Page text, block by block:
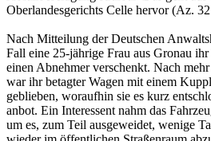
Oberlandesgerichts Celle hervor (Az.
Nach Mitteilung der Deutschen
Fall eine 25-jährige Frau aus Gronau
einen Abnehmer verschenkt. Nach
war ihr betagter Wagen mit einem
geblieben, woraufhin sie es kurz
anbot. Ein Interessent nahm das
um es, zum Teil ausgeweidet, wenige